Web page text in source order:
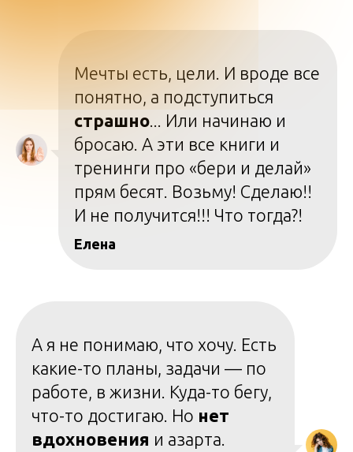
Мечты есть, цели. И вроде все
понятно, а подступиться
страшно... Или начинаю и
бросаю. А эти все книги и
тренинги про «бери и делай»
прям бесят. Возьму! Сделаю!!
И не получится!!! Что тогда?!
Елена
А я не понимаю, что хочу. Есть
какие-то планы, задачи — по
работе, в жизни. Куда-то бегу,
что-то достигаю. Но нет
вдохновения и азарта.